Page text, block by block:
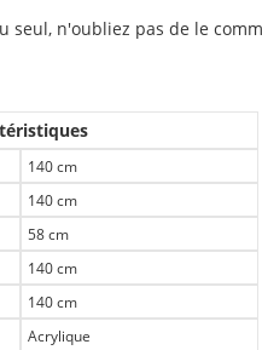
seul, n'oubliez pas de le
140 cm
140 cm
58 cm
140 cm
140 cm
Acrylique